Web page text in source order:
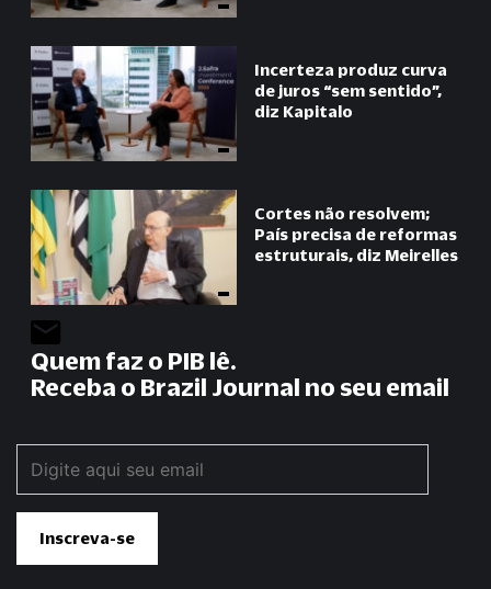
Incerteza produz curva
de juros “sem sentido”,
diz Kapitalo
Cortes não resolvem;
País precisa de reformas
estruturais, diz Meirelles
Quem faz o PIB lê.
Receba o Brazil Journal no seu email